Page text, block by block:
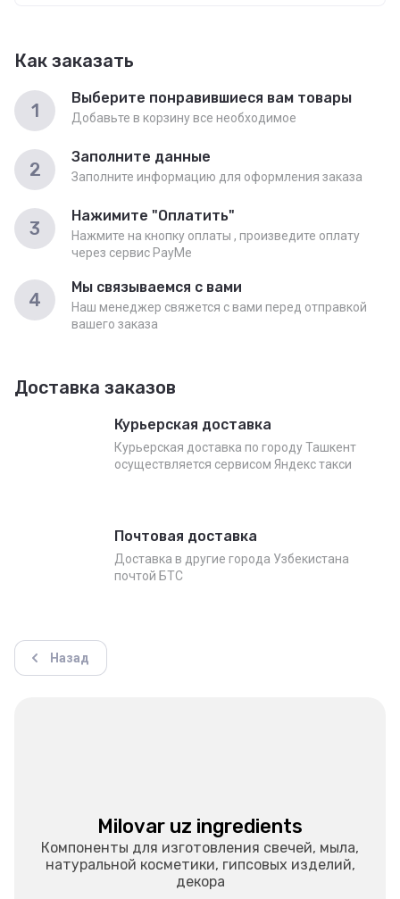
Как заказать
1
Выберите понравившиеся вам товары
Добавьте в корзину все необходимое
2
Заполните данные
Заполните информацию для оформления заказа
3
Нажимите "Оплатить"
Нажмите на кнопку оплаты , произведите оплату
через сервис PayMe
4
Мы связываемся с вами
Наш менеджер свяжется с вами перед отправкой
вашего заказа
Доставка заказов
Курьерская доставка
Курьерская доставка по городу Ташкент
осуществляется сервисом Яндекс такси
Почтовая доставка
Доставка в другие города Узбекистана
почтой БТС
Назад
Milovar uz ingredients
Компоненты для изготовления свечей, мыла,
натуральной косметики, гипсовых изделий,
декора